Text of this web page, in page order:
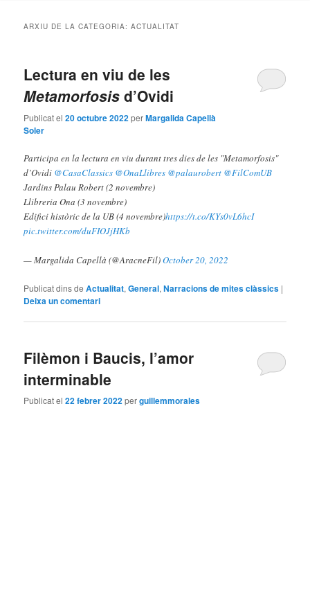
ARXIU DE LA CATEGORIA:ACTUALITAT
Lectura en viu de les
Metamorfosis d’Ovidi
Publicat el20 octubre 2022perMargalida Capellà
Soler
Participa en la lectura en viu durant tres dies de les "Metamorfosis"
d’Ovidi @CasaClassics @OnaLlibres @palaurobert @FilComUB
Jardins Palau Robert (2 novembre)
Llibreria Ona (3 novembre)
Edifici històric de la UB (4 novembre)https://t.co/KYs0vL6hcI
pic.twitter.com/duFIOJjHKb
— Margalida Capellà (@AracneFil)October 20, 2022
Publicat dins de Actualitat,General,Narracions de mites clàssics |
Deixa un comentari
Filèmon i Baucis, l’amor
interminable
Publicat el22 febrer 2022perguillemmorales